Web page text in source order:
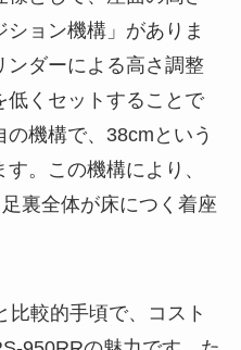
ョン機構」がありま
ンダーによる高さ調整
低くセットすることで
機構で、38cmという
。この機構により、
裏全体が床につく着座
比較的手頃で、コスト